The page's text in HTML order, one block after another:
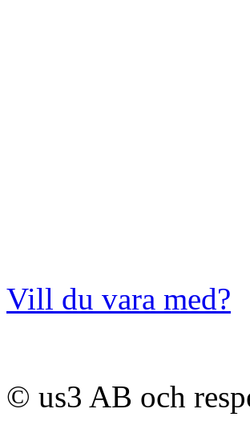
Vill du vara med?
© us3 AB och